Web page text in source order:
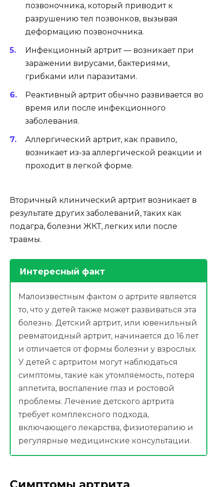
позвоночника, который приводит к
разрушению тел позвонков, вызывая
деформацию позвоночника.
Инфекционный артрит — возникает при
заражении вирусами, бактериями,
грибками или паразитами.
Реактивный артрит обычно развивается во
время или после инфекционного
заболевания.
Аллергический артрит, как правило,
возникает из-за аллергической реакции и
проходит в легкой форме.
Вторичный клинический артрит возникает в
результате других заболеваний, таких как
подагра, болезни ЖКТ, легких или после
травмы.
Интересный факт
Малоизвестным фактом о артрите является
то, что у детей также может развиваться эта
болезнь. Детский артрит, или ювенильный
ревматоидный артрит, начинается до 16 лет
и отличается от формы болезни у взрослых.
У детей с артритом могут наблюдаться
симптомы, такие как утомляемость, потеря
аппетита, воспаление глаз и ростовой
проблемы. Лечение детского артрита
требует комплексного подхода,
включающего лекарства, физиотерапию и
регулярные медицинские консультации.